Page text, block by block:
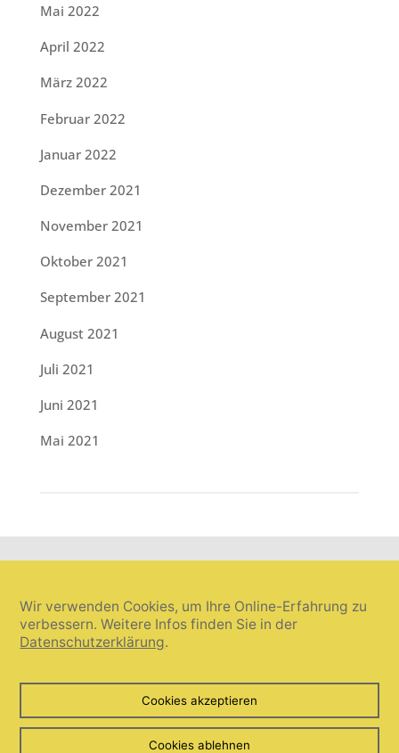
Mai 2022
April 2022
März 2022
Februar 2022
Januar 2022
Dezember 2021
November 2021
Oktober 2021
September 2021
August 2021
Juli 2021
Juni 2021
Mai 2021
Cookie-Einstellungen widerrufen
© Umanis freie Wortwahl 2026. Alle Rechte vorbehalten.
Wir verwenden Cookies, um Ihre Online-Erfahrung zu
verbessern. Weitere Infos finden Sie in der
Datenschutzerklärung.
Cookies akzeptieren
Cookies ablehnen